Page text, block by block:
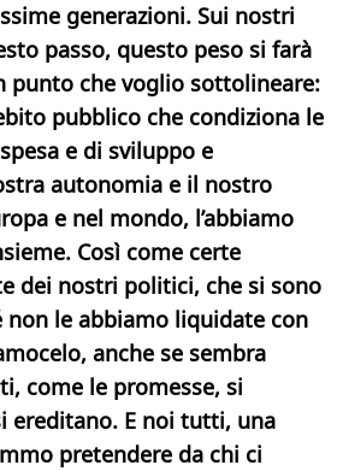
generazioni. Sui nostri
passo, questo peso si farà
punto che voglio sottolineare:
pubblico che condiziona le
e di sviluppo e
autonomia e il nostro
e nel mondo, l’abbiamo
Così come certe
dei nostri politici, che si sono
non le abbiamo liquidate con
anche se sembra
come le promesse, si
ereditano. E noi tutti, una
pretendere da chi ci